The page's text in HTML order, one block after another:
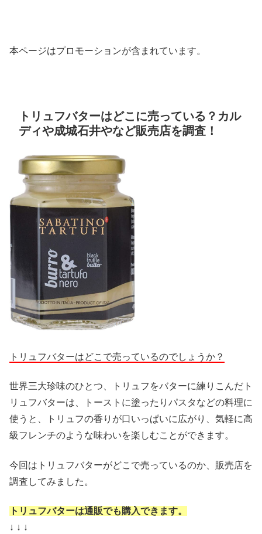
本ページはプロモーションが含まれています。
トリュフバターはどこに売っている？カル
ディや成城石井やなど販売店を調査！
トリュフバターはどこで売っているのでしょうか？
世界三大珍味のひとつ、トリュフをバターに練りこんだト
リュフバターは、トーストに塗ったりパスタなどの料理に
使うと、トリュフの香りが口いっぱいに広がり、気軽に高
級フレンチのような味わいを楽しむことができます。
今回はトリュフバターがどこで売っているのか、販売店を
調査してみました。
トリュフバターは通販でも購入できます。
↓ ↓ ↓